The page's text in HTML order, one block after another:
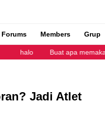
Forums Members Grup
halo Buat apa
Jadi Atlet